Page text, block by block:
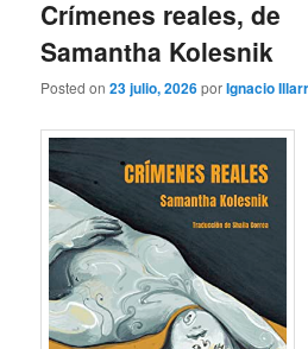
Crímenes reales, de
Samantha Kolesnik
Posted on23 julio, 2026porIgnacio